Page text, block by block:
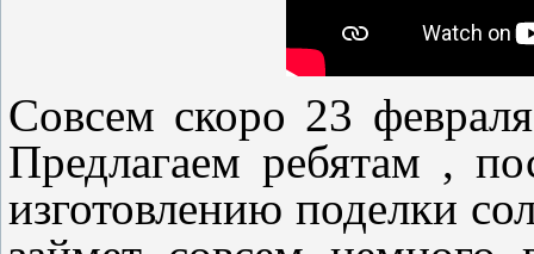
Совсем скоро 23
Предлагаем ребятам ,
изготовлению поделки